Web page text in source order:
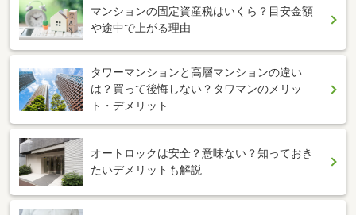
マンションの固定資産税はいくら？目安金額
や途中で上がる理由
タワーマンションと高層マンションの違い
は？買って後悔しない？タワマンのメリッ
ト・デメリット
オートロックは安全？意味ない？知っておき
たいデメリットも解説